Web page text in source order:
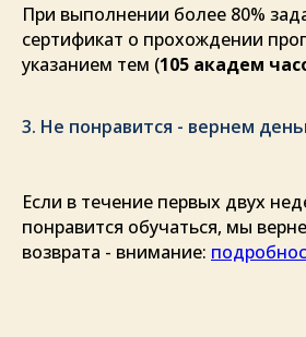
При выполнении более 80%
сертификат о прохождении
указанием тем (105 академ
3. Не понравится - вернем
Если в течение первых двух
понравится обучаться, мы
возврата - внимание: